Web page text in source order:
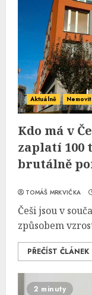
Aktuálně
Kdo má v
zaplatí 100
brutálně
TOMÁŠ MRKVIČKA
Češi jsou v
způsobem
PŘEČÍST ČLÁNEK
2 minuty